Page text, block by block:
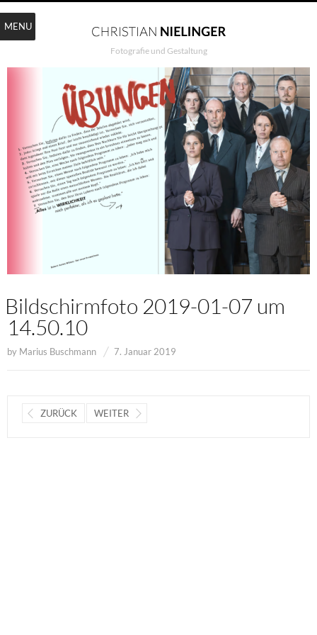
Fotografie und Gestaltung
Bildschirmfoto 2019-01-07 um
14.50.10
by Marius Buschmann 7. Januar 2019
ZURÜCK WEITER
MENU